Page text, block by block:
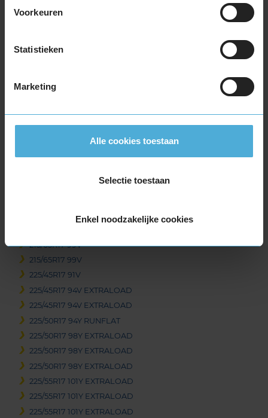
Voorkeuren
Statistieken
Marketing
Alle cookies toestaan
Selectie toestaan
Enkel noodzakelijke cookies
215/55R17 94V
215/55R17 98H EXTRALOAD
215/60R17 96H
215/60R17 96V
215/65R17 103V EXTRALOAD
215/65R17 99V
215/65R17 99V
215/65R17 99V
225/45R17 91V
225/45R17 94V EXTRALOAD
225/45R17 94V EXTRALOAD
225/50R17 94Y RUNFLAT
225/50R17 98Y EXTRALOAD
225/50R17 98Y EXTRALOAD
225/50R17 98Y EXTRALOAD
225/55R17 101Y EXTRALOAD
225/55R17 101Y EXTRALOAD
225/55R17 101Y EXTRALOAD